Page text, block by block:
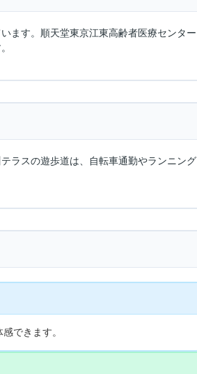
ます。順天堂東京江東高齢者医療センター
ラスの遊歩道は、自転車通勤やランニング
できます。